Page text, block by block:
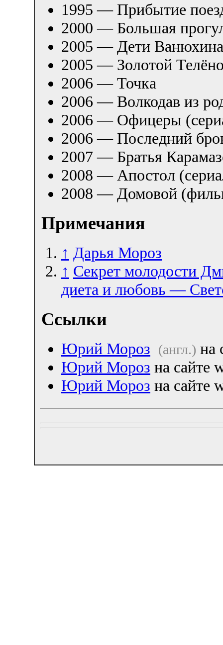
1995 — Прибытие
2000 — Большая
2005 — Дети
2005 — Золотой
2006 — Точка
2006 — Волкодав из
2006 — Офицеры
2006 — Последний
2007 — Братья
2008 — Апостол
2008 — Домовой
Примечания
↑ Дарья Мороз
↑ Секрет молодости
диета и любовь —
Ссылки
Юрий Мороз (англ.) на
Юрий Мороз на сайте
Юрий Мороз на сайте